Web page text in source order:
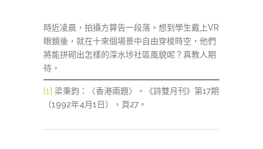
時近凌晨，拍攝方算告一段落。想到學生戴上VR
眼鏡後，就在十來個場景中自由穿梭時空，他們
將能拼砌出怎樣的深水埗社區風貌呢？真教人期
待。
[1] 梁秉鈞：〈香港兩題〉。《詩雙月刊》第17期
（1992年4月1日），頁27。